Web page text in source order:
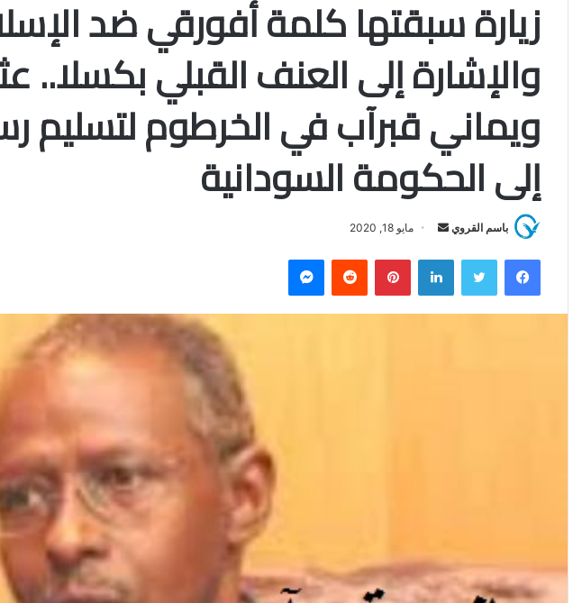
زيارة سبقتها كلمة أفورقي ضد
والإشارة إلى العنف القبلي بكسلا..
ويماني قبرآب في الخرطوم لتسليم
إلى الحكومة السودانية
باسم القروي
س
ب
ي
مايو 18, 2020
فيسبوك لينكدإن بينتيريست